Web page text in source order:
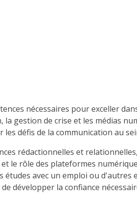
nécessaires pour exceller
gestion de crise et les médias
défis de la communication au
rédactionnelles et
le rôle des plateformes
avec un emploi ou
développer la confiance